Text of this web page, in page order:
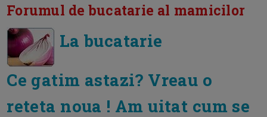
Forumul de bucatarie al mamicilor
La bucatarie
Ce gatim astazi? Vreau o
reteta noua ! Am uitat cum se